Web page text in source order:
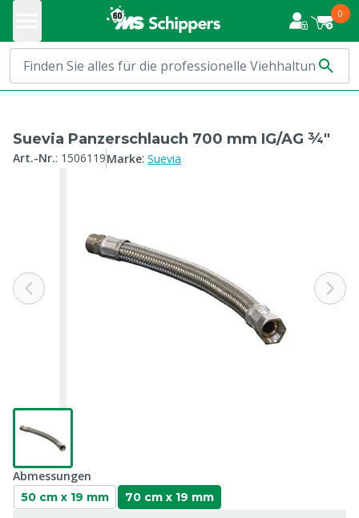
0
Suevia Panzerschlauch 700 mm IG/AG ¾"
Art.-Nr.: 1506119Marke: Suevia
Abmessungen
50 cm x 19 mm 70 cm x 19 mm